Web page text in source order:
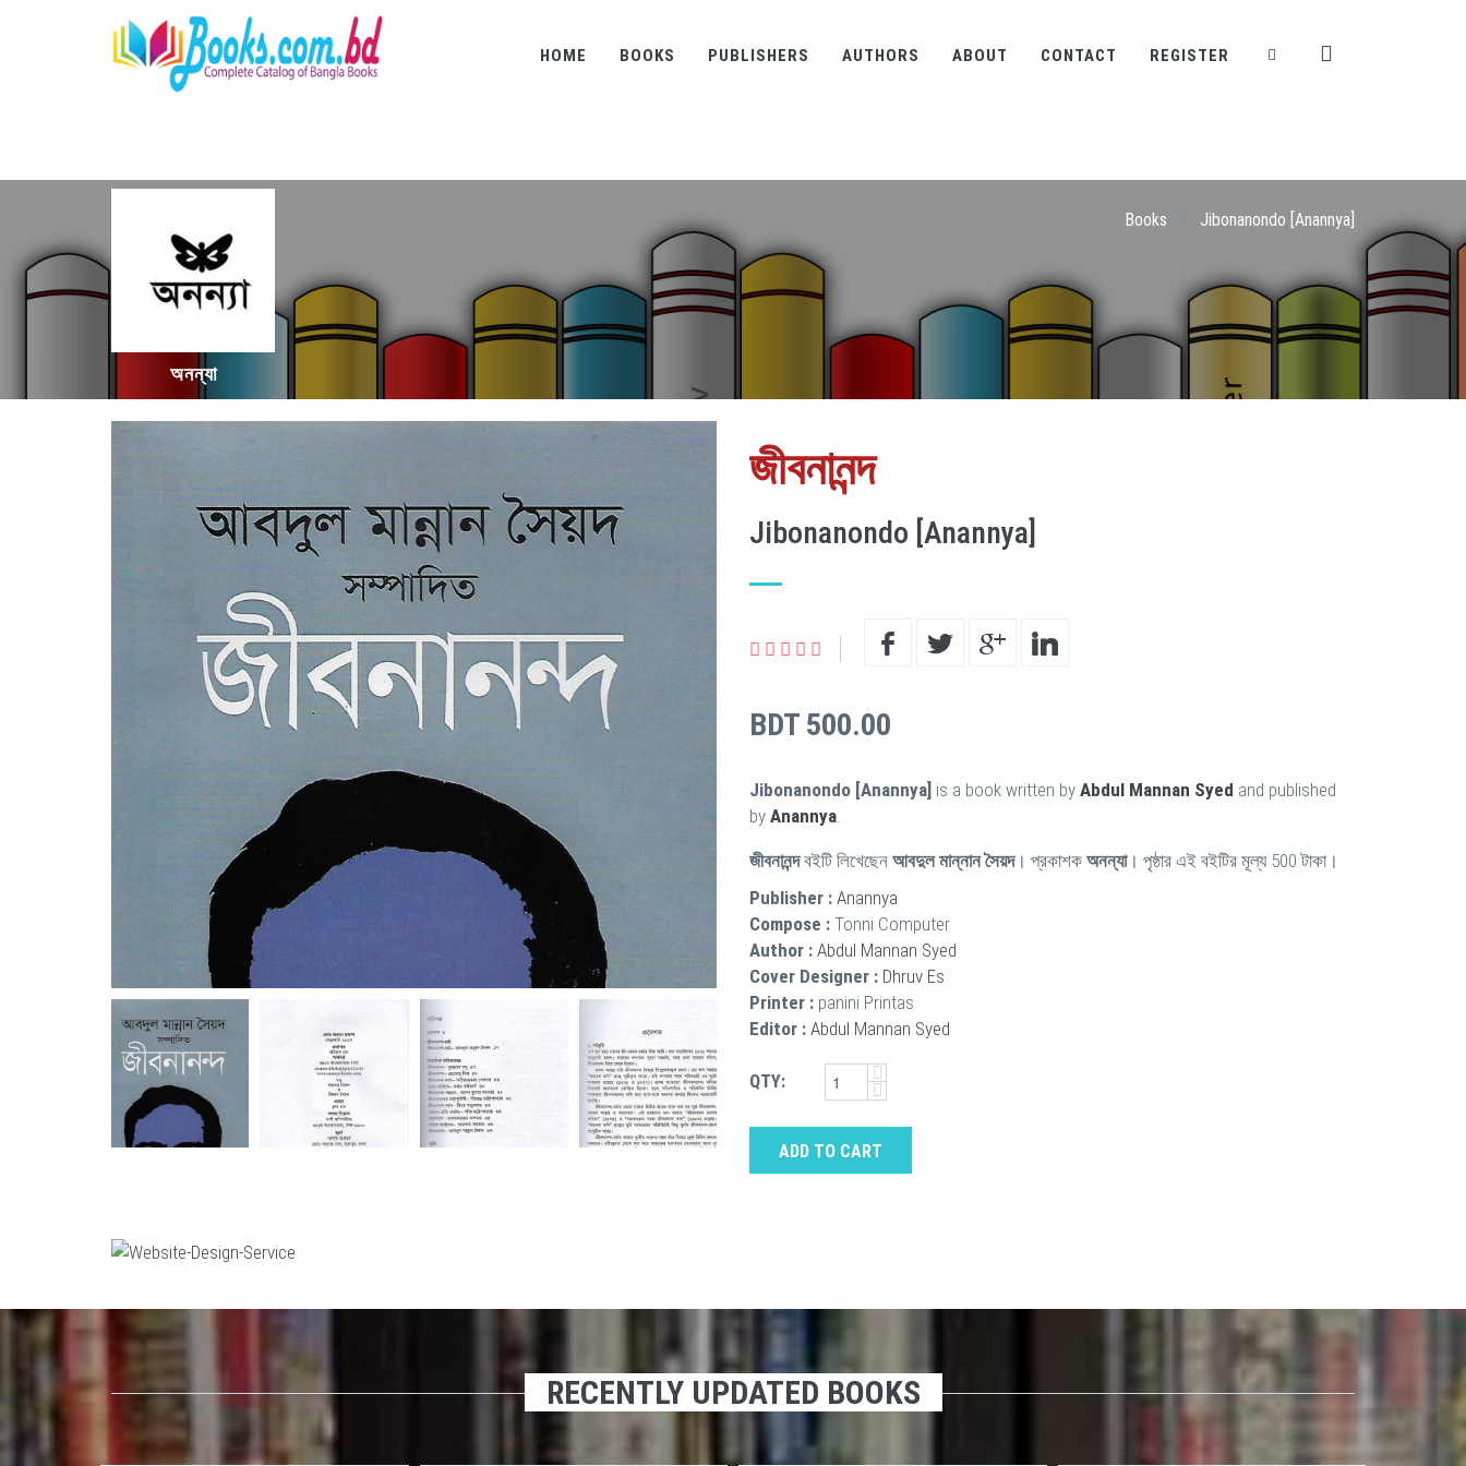
HOME BOOKS PUBLISHERS AUTHORS ABOUT CONTACT REGISTER
অনন্যা
Books Jibonanondo [Anannya]
জীবনানন্দ
Jibonanondo [Anannya]
BDT 500.00
Jibonanondo [Anannya] is a book written by Abdul Mannan Syed and published
by Anannya.
জীবনানন্দবইটি লিখেছেন আবদুল মান্নান সৈয়দ। প্রকাশক অনন্যা। পৃষ্ঠার এই বইটির মূল্য 500 টাকা।
Publisher : Anannya
Compose : Tonni Computer
Author : Abdul Mannan Syed
Cover Designer : Dhruv Es
Printer : panini Printas
Editor : Abdul Mannan Syed
QTY:
ADD TO CART
RECENTLY UPDATED BOOKS